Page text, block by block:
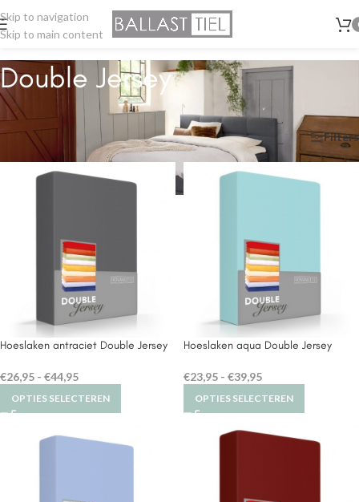
Skip to navigation
Skip to main content
Double Jersey
Hoeslakens Double Jersey
Home/Hoeslaken Double Jersey Filters
Hoeslaken antraciet Double Jersey
€26,95 - €44,95
OPTIES SELECTEREN
Hoeslaken aqua Double Jersey
€23,95 - €39,95
OPTIES SELECTEREN